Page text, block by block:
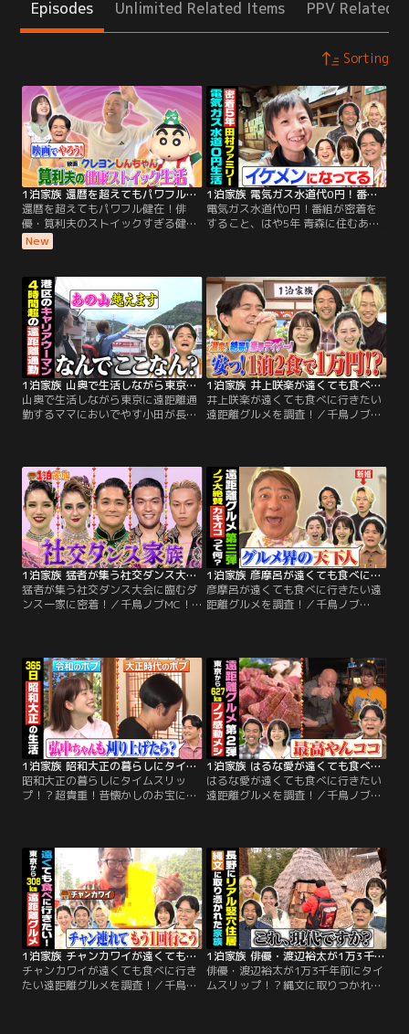
Episodes Unlimited Related Items PPV Related
Sorting
1泊家族 還暦を超えてもパワフル健在！俳優・筧利夫のストイックすぎる健康生活を1泊調査
還暦を超えてもパワフル健在！俳
優・筧利夫のストイックすぎる健康
生活を1泊調査／千鳥ノブMC！ 俳
優・筧利夫63歳！そのストイックす
住、遠距離通勤してでも暮らしたい
健康ハウス大公開！ ▼早朝からトレ
ーニング！驚きの健康ルーティンが
明らかに！ ▼健康のためにストイッ
クすぎる生活を送る、その理由と
は？
New
1泊家族 電気ガス水道代0円！番組が密着をすること、はや5年 青森に住むあの家族に密着！
電気ガス水道代0円！番組が密着を
すること、はや5年 青森に住むあの
お庭で採れた野菜で絶品0円グルメ
▼たいちくんが計画した0円イベン
トとは？！
1泊家族 山奥で生活しながら東京に遠距離通勤するママにおいでやす小田が長距離密着！
山奥で生活しながら東京に遠距離通
勤するママにおいでやす小田が長距
半かけて遠距離通勤をするママと家
族の生活とは？ ▼東京から約
115km！多摩川の源流・小菅村の魅
力 ▼庭でBBQ！川が特等席…豪華料
理も続々登場！
1泊家族 井上咲楽が遠くても食べに行きたい遠距離グルメを調査！
井上咲楽が遠くても食べに行きたい
遠距離グルメを調査！／千鳥ノブ
ー！温泉あり！の1泊2食つき1万円
の激安温泉宿を調査！▼東京から約
8時間半！電車とバスを乗り継いで
山形県 庄内町へ！▼山奥の温泉宿で
食べられる地元食材を使った美味コ
ース料理とは？！
1泊家族 猛者が集う社交ダンス大会に臨むダンス一家に密着！
猛者が集う社交ダンス大会に臨むダ
ンス一家に密着！／千鳥ノブMC！
員が社交ダンスの国内トップ選手！
▼3人で出場する勝負の日…目標は3
人揃っての優勝 ▼圧巻の演技が
続々！果たして優勝なるか！？
1泊家族 彦摩呂が遠くても食べに行きたい遠距離グルメを調査！
彦摩呂が遠くても食べに行きたい遠
距離グルメを調査！／千鳥ノブ
してきた達人！彦摩呂が調査 ▼東京
から約8時間半！電車とバスを乗り
継いで岡山県 日生町！▼牡蠣が大量
に入ったお好み焼き「カキオコ」と
は！？
1泊家族 昭和大正の暮らしにタイムスリップ！？超貴重！昔懐かしのお宝に囲まれて過ごす家族に密着！
昭和大正の暮らしにタイムスリッ
プ！？超貴重！昔懐かしのお宝に囲
に密着！超貴重！昔懐かしの昭和大
正アイテム21連発！▼黒電話・蓄音
器・レトロ氷蔵庫…昔懐かしのレト
ロお宝続々登場！▼365日昭和大正
暮らしをするご夫婦の職業とは？
1泊家族 はるな愛が遠くても食べに行きたい遠距離グルメを調査！
はるな愛が遠くても食べに行きたい
遠距離グルメを調査！／千鳥ノブ
い遠距離グルメ」を調査！▼飲食店
を3店舗経営する芸能界きってのグ
ルメ通、はるな愛が調査 ▼東京から
627km！メニューなし！山の中にあ
る、旬食材オンパレードのお店と
は？
1泊家族 チャンカワイが遠くても食べに行きたい遠距離グルメを調査！
チャンカワイが遠くても食べに行き
たい遠距離グルメを調査！／千鳥ノ
1泊家族 俳優・渡辺裕太が1万3千年前にタイムスリップ！？縄文に取りつかれた家族に密着
俳優・渡辺裕太が1万3千年前にタイ
ムスリップ！？縄文に取りつかれた